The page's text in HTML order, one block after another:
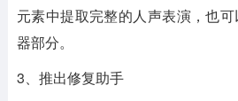
元素中提取完整的人声表演，也
器部分。
3、推出修复助手